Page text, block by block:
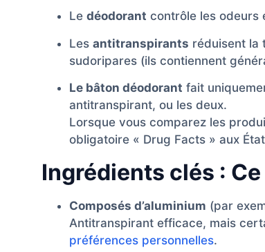
Le déodorant contrôle les odeurs
Les antitranspirants réduisent la
sudoripares (ils contiennent
Le bâton déodorant fait
antitranspirant, ou les deux.
Lorsque vous comparez les
obligatoire « Drug Facts » aux
Ingrédients clés :
Composés d’aluminium (par
Antitranspirant efficace, mais
préférences personnelles.